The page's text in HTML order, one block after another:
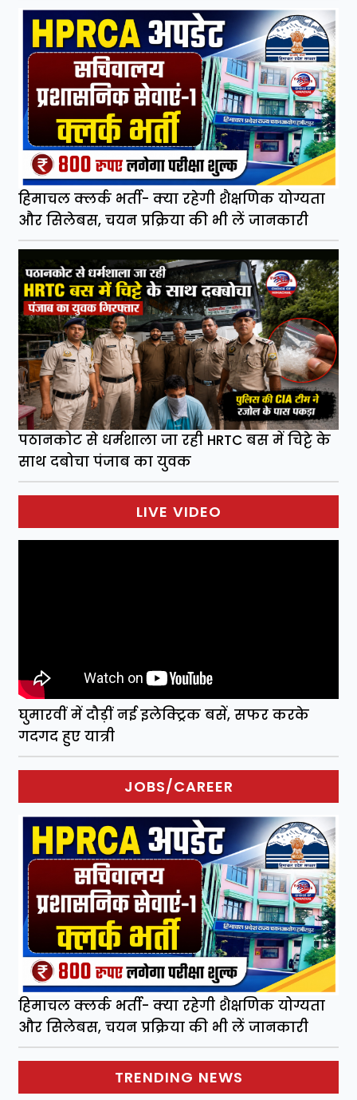
हिमाचल क्लर्क भर्ती- क्या रहेगी शैक्षणिक योग्यता
और सिलेबस, चयन प्रक्रिया की भी लें जानकारी
पठानकोट से धर्मशाला जा रही HRTC बस में चिट्टे के
साथ दबोचा पंजाब का युवक
LIVE VIDEO
घुमारवीं में दौड़ीं नई इलेक्ट्रिक बसें, सफर करके
गदगद हुए यात्री
JOBS/CAREER
हिमाचल क्लर्क भर्ती- क्या रहेगी शैक्षणिक योग्यता
और सिलेबस, चयन प्रक्रिया की भी लें जानकारी
TRENDING NEWS